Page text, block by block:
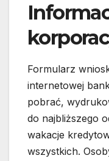
Formularz
internetowej
pobrać,
do najbliższego
wakacje
wszystkich.